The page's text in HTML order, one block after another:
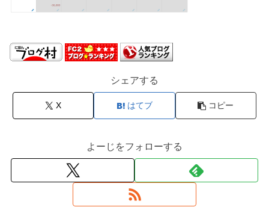
シェアする
X はてブ コピー
よーじをフォローする